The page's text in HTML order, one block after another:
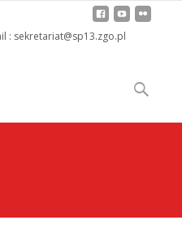
: sekretariat@sp13.zgo.pl
to
content
Szukaj: